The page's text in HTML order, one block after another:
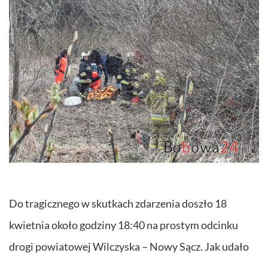
Do tragicznego w skutkach zdarzenia doszło 18
kwietnia około godziny 18:40 na prostym odcinku
drogi powiatowej Wilczyska – Nowy Sącz. Jak udało